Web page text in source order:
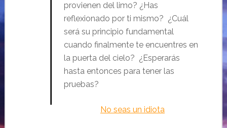
provienen del limo? ¿Has
reflexionado por ti mismo? ¿Cuál
será su principio fundamental
cuando finalmente te encuentres en
la puerta del cielo? ¿Esperarás
hasta entonces para tener las
pruebas?
No seas un idiota